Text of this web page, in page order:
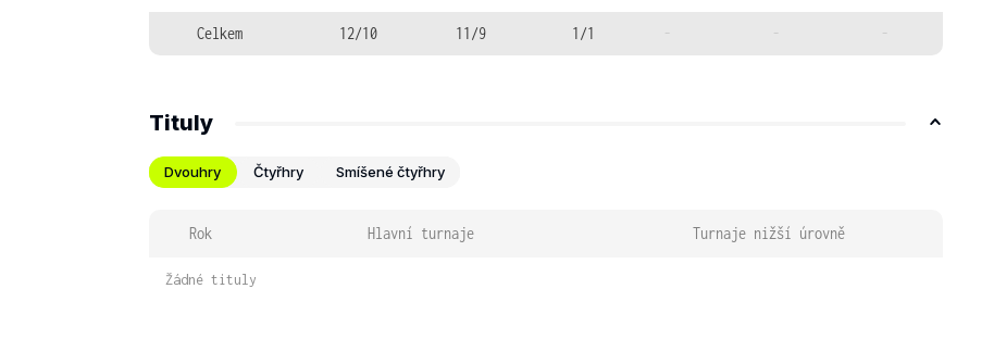
Celkem 12/10 11/9 1/1 - - -
Tituly
Dvouhry Čtyřhry Smíšené čtyřhry
Rok Hlavní turnaje Turnaje nižší úrovně
Žádné tituly